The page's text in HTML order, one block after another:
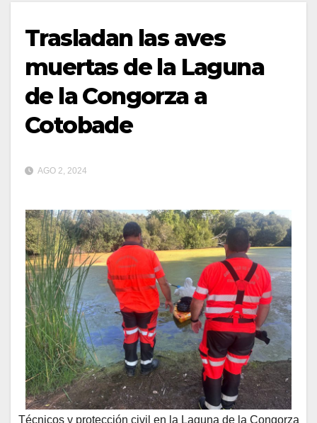
Trasladan las aves
muertas de la Laguna
de la Congorza a
Cotobade
AGO 2, 2024
Técnicos y protección civil en la Laguna de la Congorza